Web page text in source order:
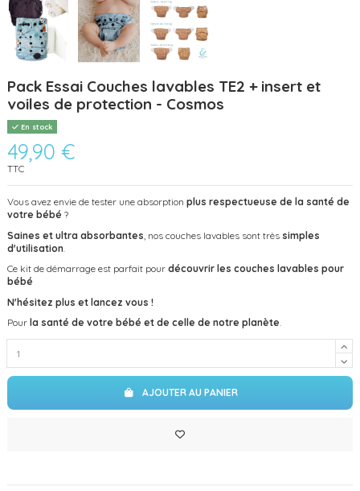
Pack Essai Couches lavables TE2 + insert et
voiles de protection - Cosmos
En stock
49,90 €
TTC
Vous avez envie de tester une absorption plus respectueuse de la santé de
votre bébé ?
Saines et ultra absorbantes , nos couches lavables sont très simples
d'utilisation
Ce kit de démarrage est parfait pour découvrir les couches lavables pour
bébé
N'hésitez plus et lancez vous !
Pour la santé de votre bébé et de celle de notre planète.
AJOUTER AU PANIER